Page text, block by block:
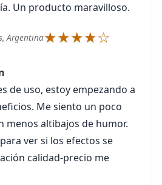
Un producto maravilloso.
Argentina★★★★☆
de uso, estoy empezando a
Me siento un poco
menos altibajos de humor.
ver si los efectos se
calidad-precio me